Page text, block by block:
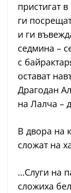
пристигат
ги
и ги
седмина –
с
остават
Драгодан
на Лалча –
В двора на
сложат на
…Слуги на
сложиха